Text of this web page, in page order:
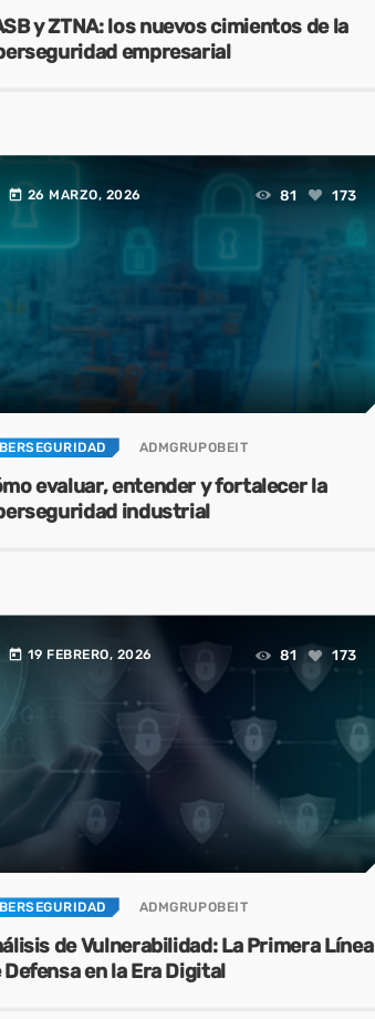
y ZTNA: los nuevos cimientos de la
empresarial
today 26 MARZO, 2026 81 173
ADMGRUPOBEIT
evaluar, entender y fortalecer la
industrial
today 19 FEBRERO, 2026 81 173
ADMGRUPOBEIT
de Vulnerabilidad: La Primera Línea
Defensa en la Era Digital